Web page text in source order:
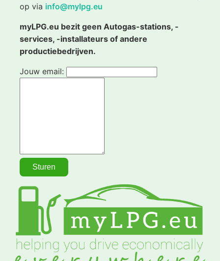
op via info@mylpg.eu
myLPG.eu bezit geen Autogas-stations, -
services, -installateurs of andere
productiebedrijven.
Jouw email: